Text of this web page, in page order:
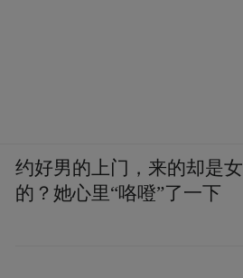
约好男的上门，来的却是女
的？她心里“咯噔”了一下